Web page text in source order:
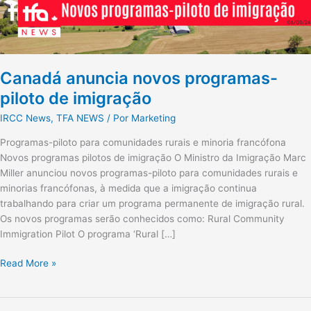
Canadá anuncia novos programas-
piloto de imigração
IRCC News, TFA NEWS / Por Marketing
Programas-piloto para comunidades rurais e minoria francófona
Novos programas pilotos de imigração O Ministro da Imigração Marc
Miller anunciou novos programas-piloto para comunidades rurais e
minorias francófonas, à medida que a imigração continua
trabalhando para criar um programa permanente de imigração rural.
Os novos programas serão conhecidos como: Rural Community
Immigration Pilot O programa ‘Rural […]
Read More »